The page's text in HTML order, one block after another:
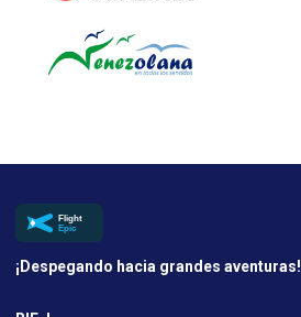
¡Despegando hacia grandes aventuras!